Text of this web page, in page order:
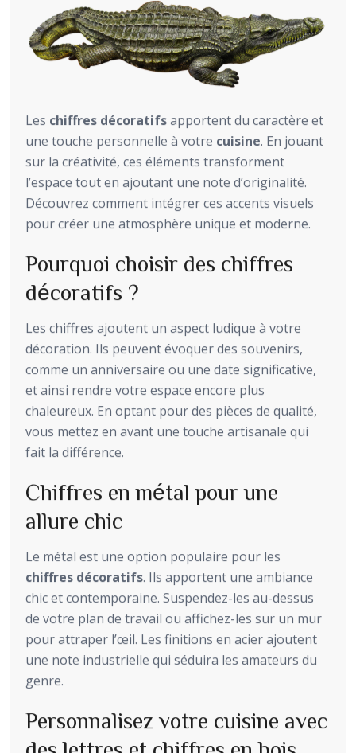
Les chiffres décoratifsapportent du caractère et
une touche personnelle à votre cuisine. En jouant
sur la créativité, ces éléments transforment
l’espace tout en ajoutant une note d’originalité.
Découvrez comment intégrer ces accents visuels
pour créer une atmosphère unique et moderne.
Pourquoi choisir des chiffres
décoratifs ?
Les chiffres ajoutent un aspect ludique à votre
décoration. Ils peuvent évoquer des souvenirs,
comme un anniversaire ou une date significative,
et ainsi rendre votre espace encore plus
chaleureux. En optant pour des pièces de qualité,
vous mettez en avant une touche artisanale qui
fait la différence.
Chiffres en métal pour une
allure chic
Le métal est une option populaire pour les
chiffres décoratifs. Ils apportent une ambiance
chic et contemporaine. Suspendez-les au-dessus
de votre plan de travail ou affichez-les sur un mur
pour attraper l’œil. Les finitions en acier ajoutent
une note industrielle qui séduira les amateurs du
genre.
Personnalisez votre cuisine avec